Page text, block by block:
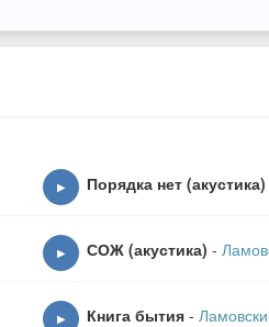
▶ Порядка нет (акустика)
▶ СОЖ (акустика) -
▶ Книга бытия -